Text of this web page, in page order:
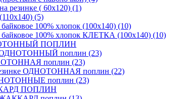
резинке ( 60х120) (1)
(5)
100% хлопок (100х140) (10)
байковое 100% хлопок КЛЕТКА (100х140) (10)
ПОПЛИН
ОДНОТОННЫЙ поплин (23)
поплин (23)
ОДНОТОННАЯ поплин (22)
поплин (23)
ПОПЛИН